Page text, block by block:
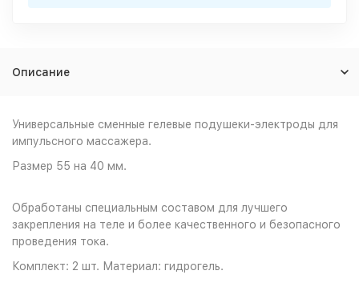
Описание
Универсальные сменные гелевые подушеки-электроды для
импульсного массажера.
Размер 55 на 40 мм.
Обработаны специальным составом для лучшего
закрепления на теле и более качественного и безопасного
проведения тока.
Комплект: 2 шт. Материал: гидрогель.